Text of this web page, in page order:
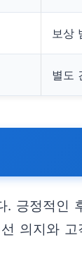
보상
별도
긍정적인
의지와